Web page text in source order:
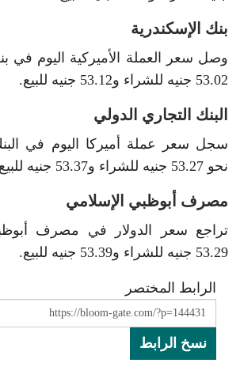
بنك الإسكندرية
وصل سعر العملة الأميركية اليوم في
53.02 جنيه للشراء و53.12 جنيه للبيع.
البنك التجاري الدولي
سجل سعر عملة أميركا اليوم في
نحو 53.27 جنيه للشراء و53.37 جنيه للبيع.
مصرف أبوظبي الإسلامي
تراجع سعر الدولار في مصرف
53.29 جنيه للشراء و53.39 جنيه للبيع.
الرابط المختصر
نسخ الرابط